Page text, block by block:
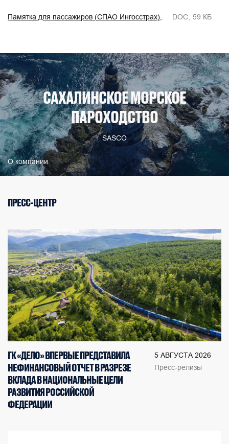
Памятка для пассажиров (СПАО Ингосстрах) DOC 59 КБ
САХАЛИНСКОЕ МОРСКОЕ
ПАРОХОДСТВО
SASCO
О компании
ПРЕСС-ЦЕНТР
ГК «ДЕЛО» ВПЕРВЫЕ ПРЕДСТАВИЛА
НЕФИНАНСОВЫЙ ОТЧЕТ В РАЗРЕЗЕ
ВКЛАДА В НАЦИОНАЛЬНЫЕ ЦЕЛИ
РАЗВИТИЯ РОССИЙСКОЙ
ФЕДЕРАЦИИ
5 АВГУСТА 2026
Пресс-релизы